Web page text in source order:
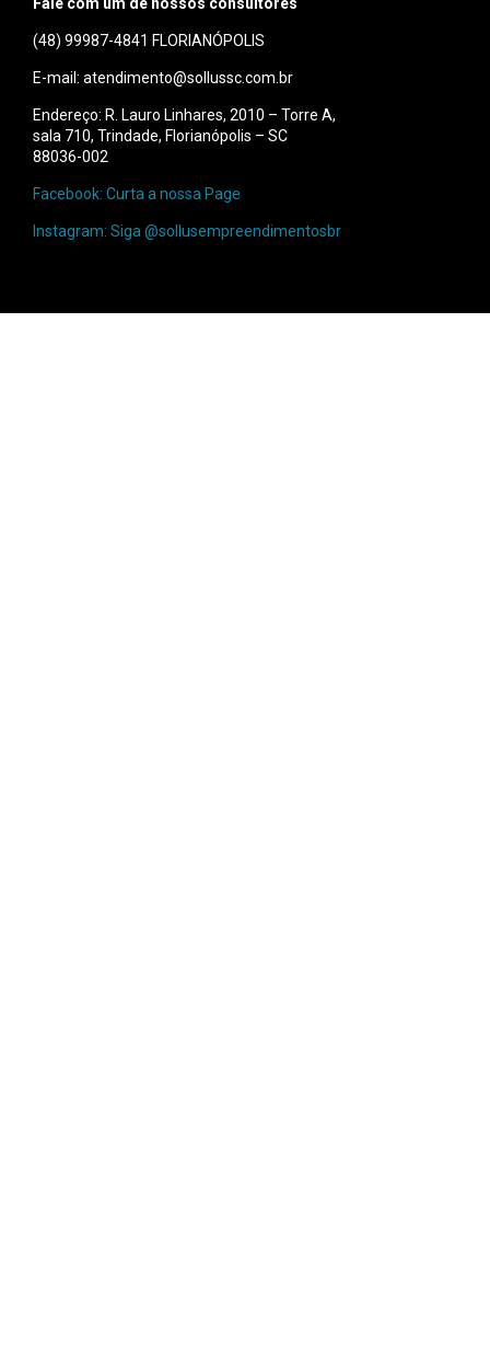
(48) 99987-4841 FLORIANÓPOLIS
E-mail: atendimento@sollussc.com.br
Endereço: R. Lauro Linhares, 2010 – Torre A,
sala 710, Trindade, Florianópolis – SC
88036-002
Facebook: Curta a nossa Page
Instagram: Siga @sollusempreendimentosbr